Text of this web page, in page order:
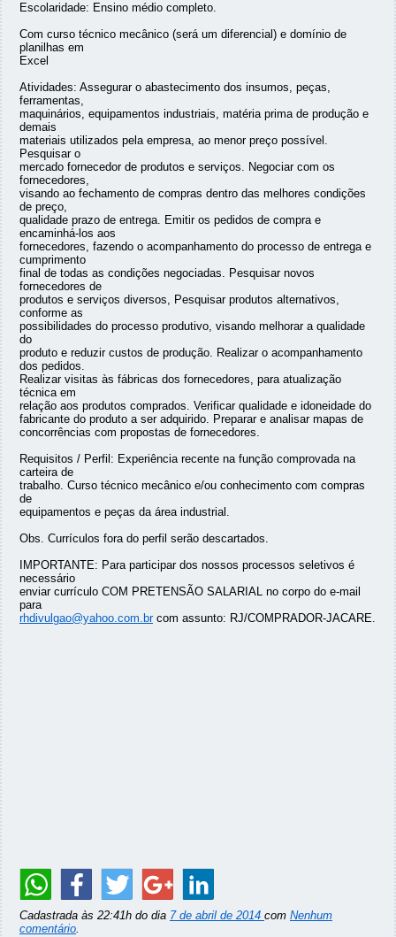
Escolaridade: Ensino médio completo.
Com curso técnico mecânico (será um diferencial) e domínio de
planilhas em
Excel
Atividades: Assegurar o abastecimento dos insumos, peças,
ferramentas,
maquinários, equipamentos industriais, matéria prima de produção e
demais
materiais utilizados pela empresa, ao menor preço possível.
Pesquisar o
mercado fornecedor de produtos e serviços. Negociar com os
fornecedores,
visando ao fechamento de compras dentro das melhores condições
de preço,
qualidade prazo de entrega. Emitir os pedidos de compra e
encaminhá-los aos
fornecedores, fazendo o acompanhamento do processo de entrega e
cumprimento
final de todas as condições negociadas. Pesquisar novos
fornecedores de
produtos e serviços diversos, Pesquisar produtos alternativos,
conforme as
possibilidades do processo produtivo, visando melhorar a qualidade
do
produto e reduzir custos de produção. Realizar o acompanhamento
dos pedidos.
Realizar visitas às fábricas dos fornecedores, para atualização
técnica em
relação aos produtos comprados. Verificar qualidade e idoneidade do
fabricante do produto a ser adquirido. Preparar e analisar mapas de
concorrências com propostas de fornecedores.
Requisitos / Perfil: Experiência recente na função comprovada na
carteira de
trabalho. Curso técnico mecânico e/ou conhecimento com compras
de
equipamentos e peças da área industrial.
Obs. Currículos fora do perfil serão descartados.
IMPORTANTE: Para participar dos nossos processos seletivos é
necessário
enviar currículo COM PRETENSÃO SALARIAL no corpo do e-mail
para
rhdivulgao@yahoo.com.brcom assunto: RJ/COMPRADOR-JACARE.
Cadastrada às 22:41h do dia 7 de abril de 2014 com Nenhum
comentário.